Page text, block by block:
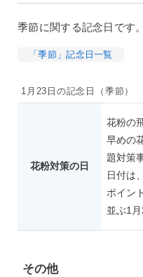
季節に関する記念日です。
「季節」記念日一覧
1月23日の記念日（季節）
花粉対策の日
花粉の
早めの
題対策
日付は
ポイン
並ぶ1月
その他